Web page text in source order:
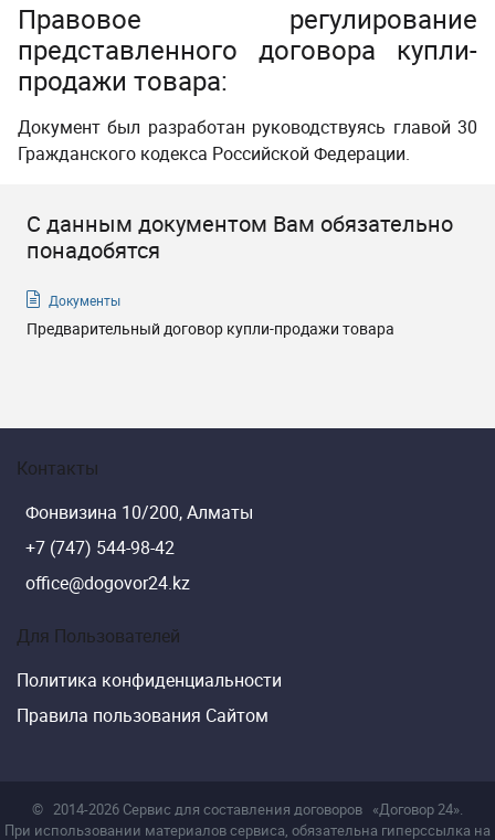
Правовое регулирование
представленного договора купли-
продажи товара:
Документ был разработан руководствуясь главой 30
Гражданского кодекса Российской Федерации.
С данным документом Вам обязательно
понадобятся
Документы
Предварительный договор купли-продажи товара
Контакты
Фонвизина 10/200, Алматы
+7 (747) 544-98-42
office@dogovor24.kz
Для Пользователей
Политика конфиденциальности
Правила пользования Сайтом
© 2014-2026 Сервис для составления договоров «Договор 24».
При использовании материалов сервиса, обязательна гиперссылка на